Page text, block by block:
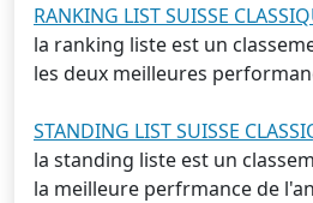
RANKING LIST SUISSE
la ranking liste est un
les deux meilleures
STANDING LIST SUISSE
la standing liste est un
la meilleure perfrmance de